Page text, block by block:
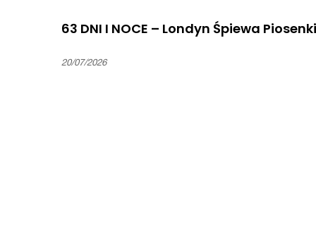
63 DNI I NOCE – Londyn Śpiewa
20/07/2026